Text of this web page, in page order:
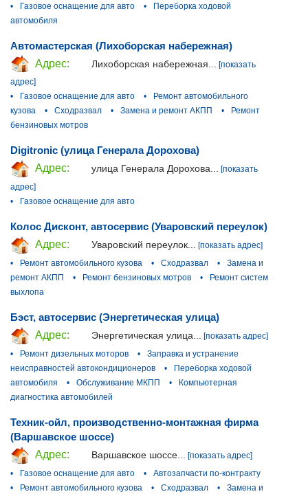
•
Газовое оснащение для авто •
Переборка ходовой
автомобиля
Автомастерская (Лихоборская набережная)
Адрес:
Лихоборская набережная...
[показать
адрес]
•
Газовое оснащение для авто •
Ремонт автомобильного
кузова
• Сходразвал • Замена и ремонт АКПП •
Ремонт
бензиновых мотров
Digitronic (улица Генерала Дорохова)
Адрес:
улица Генерала Дорохова... [показать
адрес]
•
Газовое оснащение для авто
Колос Дисконт, автосервис (Уваровский переулок)
Адрес:
Уваровский переулок... [показать адрес]
•
Ремонт автомобильного кузова • Сходразвал •
Замена и
ремонт АКПП
• Ремонт бензиновых мотров •
Ремонт систем
выхлопа
Бэст, автосервис (Энергетическая улица)
Адрес:
Энергетическая улица...
[показать адрес]
•
Ремонт дизельных моторов •
Заправка и устранение
неисправностей автокондиционеров
•
Переборка ходовой
автомобиля
• Обслуживание МКПП •
Компьютерная
диагностика автомобилей
Техник-ойл, производственно-монтажная фирма
(Варшавское шоссе)
Адрес:
Варшавское шоссе...
[показать адрес]
•
Газовое оснащение для авто •
Автозапчасти по-контракту
•
Ремонт автомобильного кузова • Сходразвал • Замена и